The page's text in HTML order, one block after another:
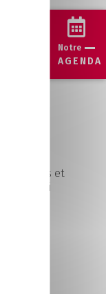
Notre
AGENDA
étudiants et
qui
la